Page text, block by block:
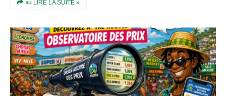
📜 LIRE LA SUITE »